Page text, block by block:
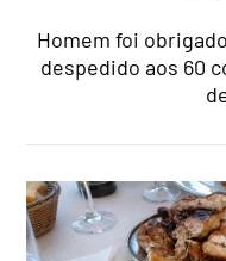
Homem foi
despedido aos 60